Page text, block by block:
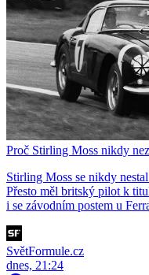
Proč Stirling Moss nikdy
Stirling Moss se nikdy
Přesto měl britský pilot k
i se závodním postem u
SvětFormule.cz
dnes, 21:24